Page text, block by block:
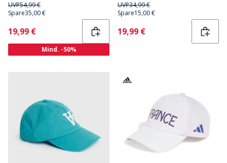
UVP54,99 €
Spare35,00 €
Current
19,99 €
Mind. -50%
UVP34,99 €
Spare15,00 €
Current
19,99 €